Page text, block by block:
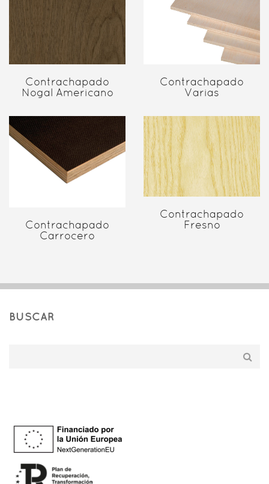
Contrachapado
Nogal Americano
Contrachapado
Varias
Contrachapado
Carrocero
Contrachapado
Fresno
BUSCAR